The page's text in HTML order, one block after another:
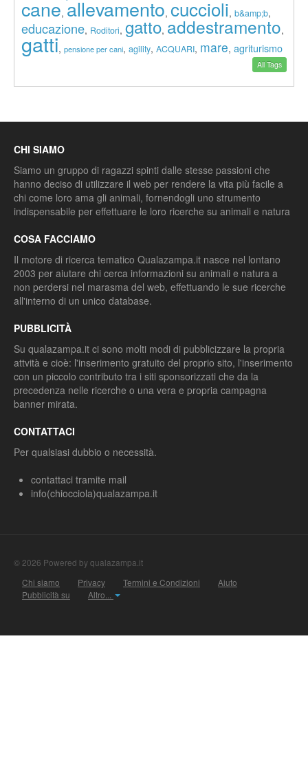
cane, allevamento, cuccioli, b&amp;b,
educazione, Roditori, gatto, addestramento,
gatti, pensione per cani, agility, ACQUARI, mare, agriturismo
All Tags
CHI SIAMO
Siamo un gruppo di ragazzi spinti dalle stesse passioni che
hanno deciso di utilizzare il web per rendere la vita più facile a
chi come loro ama gli animali, fornendogli uno strumento
indispensabile per effettuare le loro ricerche su animali e natura
COSA FACCIAMO
Il motore di ricerca tematico Qualazampa.it nasce nel lontano
2003 per aiutare chi cerca informazioni su animali e natura a
non perdersi nel marasma del web, effettuando le sue ricerche
all'interno di un unico database.
PUBBLICITÀ
Su qualazampa.it ci sono molti modi di pubblicizzare la propria
attvità e cioè: l'inserimento gratuito del proprio sito, l'inserimento
con un piccolo contributo tra i siti sponsorizzati che da la
precedenza nelle ricerche o una vera e propria campagna
banner mirata.
CONTATTACI
Per qualsiasi dubbio o necessità.
contattaci tramite mail
info(chiocciola)qualazampa.it
© 2026 Powered by qualazampa.it
Chi siamo
Privacy Termini e Condizioni
Aiuto
Pubblicità su
Altro...